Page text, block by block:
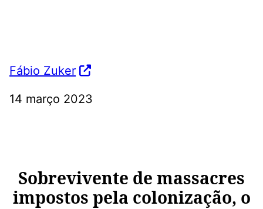
Fábio Zuker
14 março 2023
Sobrevivente de massacres
impostos pela colonização, o